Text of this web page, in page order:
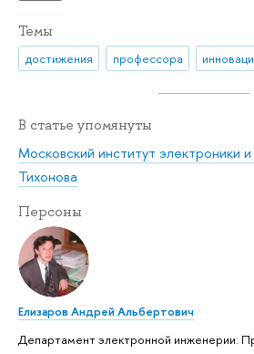
Темы
достижения профессора
В статье упомянуты
Московский институт электроники
Тихонова
Персоны
Елизаров Андрей Альбертович
Департамент электронной инженерии: